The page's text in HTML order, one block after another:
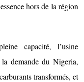
hors de la région
capacité, l’usine
demande du Nigeria,
transformés, et